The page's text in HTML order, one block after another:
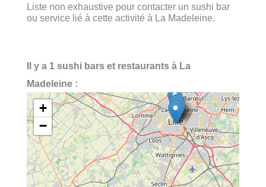
Liste non exhaustive pour contacter un sushi bar
ou service lié à cette activité à La Madeleine.
Il y a 1 sushi bars et restaurants à La
Madeleine :
+
−